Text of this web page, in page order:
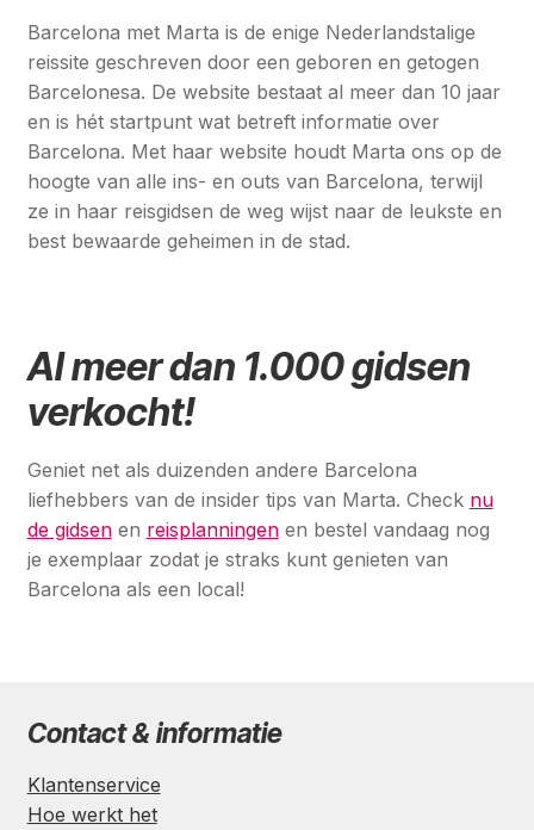
Barcelona met Marta is de enige Nederlandstalige
reissite geschreven door een geboren en getogen
Barcelonesa. De website bestaat al meer dan 10 jaar
en is hét startpunt wat betreft informatie over
Barcelona. Met haar website houdt Marta ons op de
hoogte van alle ins- en outs van Barcelona, terwijl
ze in haar reisgidsen de weg wijst naar de leukste en
best bewaarde geheimen in de stad.
Al meer dan 1.000 gidsen
verkocht!
Geniet net als duizenden andere Barcelona
liefhebbers van de insider tips van Marta. Check nu
de gidsenen reisplanningenen bestel vandaag nog
je exemplaar zodat je straks kunt genieten van
Barcelona als een local!
Contact & informatie
Klantenservice
Hoe werkt het